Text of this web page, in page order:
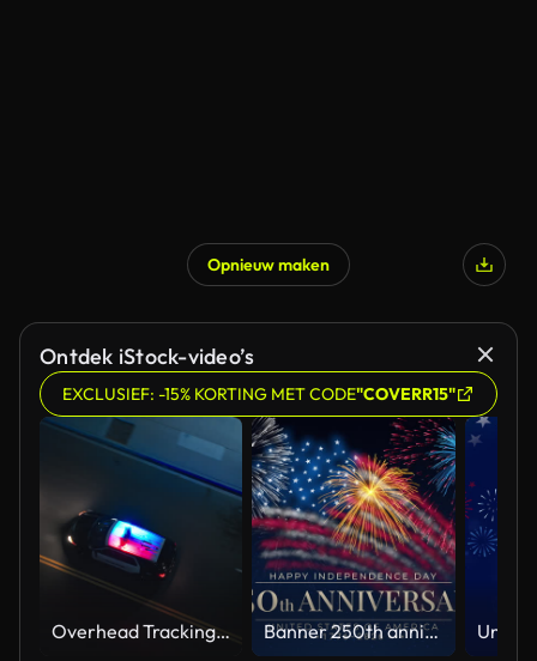
Opnieuw maken
Ontdek iStock-video’s
EXCLUSIEF: -15% KORTING MET CODE"COVERR15"
Overhead Tracking Drone Shot of a Police Car Driving on a City Street with Lights On at Night Banner 250th anniversary of the USA. 250 years of independence. 4th of july 2026 usa independence day, video greeting card. US flag fireworks on blue sky background. Fourth of july. 4k seamless loop